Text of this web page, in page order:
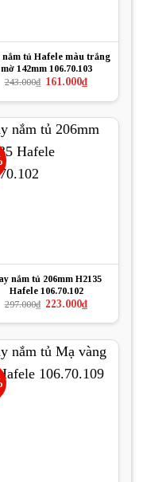
nắm tủ Hafele màu trắng
mờ 142mm 106.70.103
243.000₫ Giá
là:
161.000₫Giá
hiện
tại
161.000₫.
nắm tủ 206mm H2135
Hafele 106.70.102
297.000₫ Giá
là:
223.000₫Giá
hiện
tại
223.000₫.